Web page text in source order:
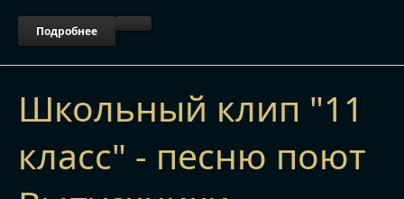
Подробнее
Школьный клип "11
класс" - песню поют